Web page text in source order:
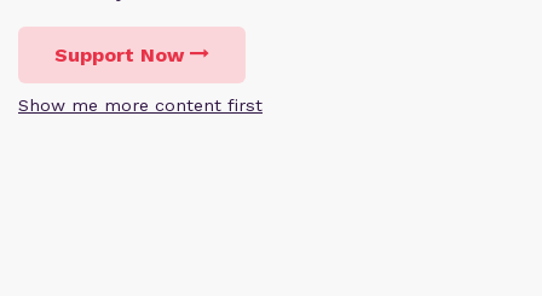
Support Now
Show me more content first